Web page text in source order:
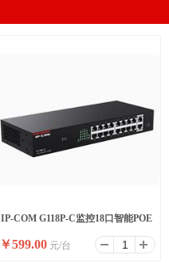
IP-COM G118P-C监控18口智能POE
高功率全千兆交换机
￥599.00 元/台